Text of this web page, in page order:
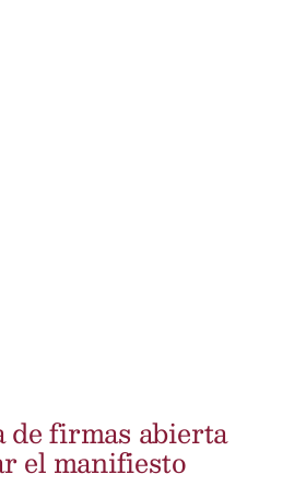
de firmas abierta
el manifiesto